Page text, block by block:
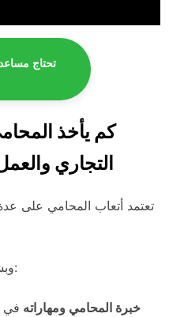
تحتاج
كم يأخذ
التجاري
تعتمد أتعاب المحامي على
وبشكلٍ عام يتعلق الأمر بما يلي:
خبرة المحامي ومهاراته في